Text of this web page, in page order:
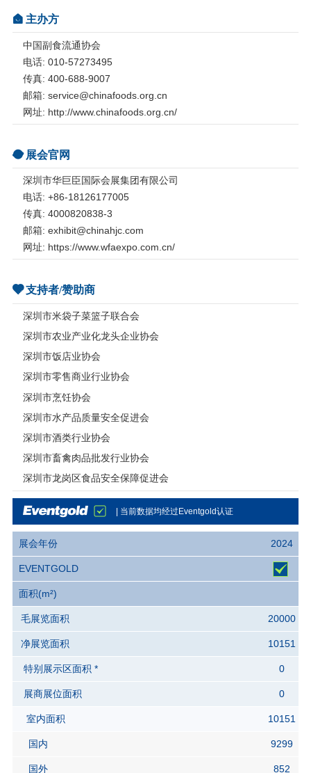
主办方
中国副食流通协会
电话: 010-57273495
传真: 400-688-9007
邮箱: service@chinafoods.org.cn
网址: http://www.chinafoods.org.cn/
展会官网
深圳市华巨臣国际会展集团有限公司
电话: +86-18126177005
传真: 4000820838-3
邮箱: exhibit@chinahjc.com
网址: https://www.wfaexpo.com.cn/
支持者/赞助商
深圳市米袋子菜篮子联合会
深圳市农业产业化龙头企业协会
深圳市饭店业协会
深圳市零售商业行业协会
深圳市烹饪协会
深圳市水产品质量安全促进会
深圳市酒类行业协会
深圳市畜禽肉品批发行业协会
深圳市龙岗区食品安全保障促进会
| 当前数据均经过Eventgold认证
展会年份
EVENTGOLD
面积(m²)
毛展览面积
净展览面积
特别展示区面积 *
展商展位面积
室内面积
国内
国外
2024
20000
10151
0
0
10151
9299
852